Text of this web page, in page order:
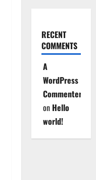
RECENT
COMMENTS
A
WordPress
Commenter
on Hello
world!